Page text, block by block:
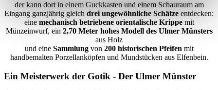
der kann dort in einem Guckkasten und einem Schauraum am
Eingang ganzjährig gleich drei ungewöhnliche Schätze entdecken:
eine mechanisch betriebene orientalische Krippe mit
Münzeinwurf, ein 2,70 Meter hohes Modell des Ulmer Münsters
aus Holz
und eine Sammlung von 200 historischen Pfeifen mit
handbemalten Porzellanköpfen und Mundstücken aus Elfenbein.
Ein Meisterwerk der Gotik - Der Ulmer Münster